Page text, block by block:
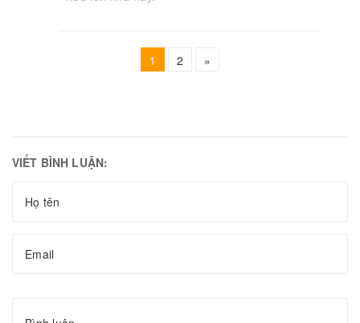
1 2 »
VIẾT BÌNH LUẬN: